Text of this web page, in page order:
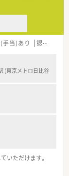
手当)あり 認定薬剤師取得支援あり
(東京メトロ日比谷
いただけます。